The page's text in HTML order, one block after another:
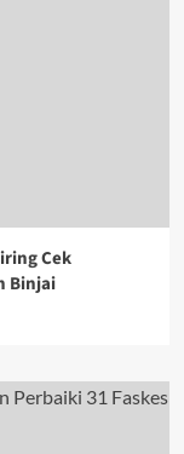
Cek
Binjai